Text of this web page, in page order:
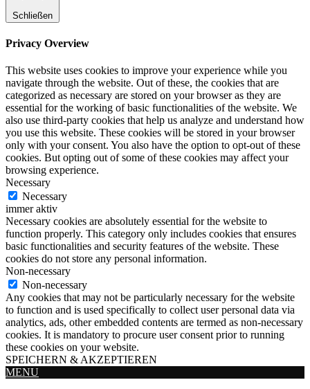
Schließen
Privacy Overview
This website uses cookies to improve your experience while you
navigate through the website. Out of these, the cookies that are
categorized as necessary are stored on your browser as they are
essential for the working of basic functionalities of the website. We
also use third-party cookies that help us analyze and understand how
you use this website. These cookies will be stored in your browser
only with your consent. You also have the option to opt-out of these
cookies. But opting out of some of these cookies may affect your
browsing experience.
Necessary
Necessary
immer aktiv
Necessary cookies are absolutely essential for the website to
function properly. This category only includes cookies that ensures
basic functionalities and security features of the website. These
cookies do not store any personal information.
Non-necessary
Non-necessary
Any cookies that may not be particularly necessary for the website
to function and is used specifically to collect user personal data via
analytics, ads, other embedded contents are termed as non-necessary
cookies. It is mandatory to procure user consent prior to running
these cookies on your website.
SPEICHERN & AKZEPTIEREN
MENU